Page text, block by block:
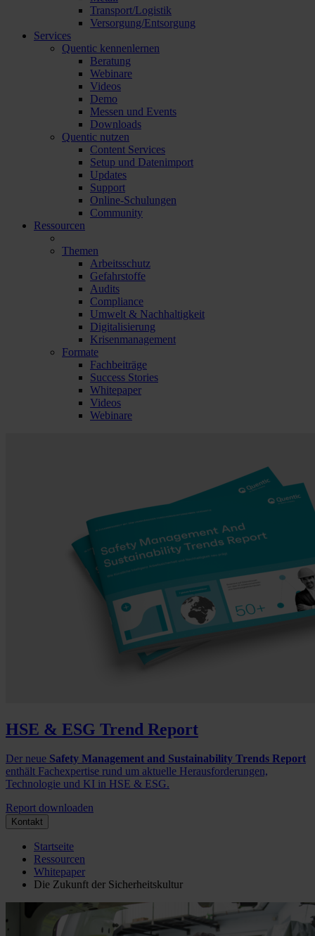
Transport/Logistik
Versorgung/Entsorgung
Services
Quentic kennenlernen
Beratung
Webinare
Videos
Demo
Messen und Events
Downloads
Quentic nutzen
Content Services
Setup und Datenimport
Updates
Support
Online-Schulungen
Community
Ressourcen
Themen
Arbeitsschutz
Gefahrstoffe
Audits
Compliance
Umwelt & Nachhaltigkeit
Digitalisierung
Krisenmanagement
Formate
Fachbeiträge
Success Stories
Whitepaper
Videos
Webinare
HSE & ESG Trend Report
Der neue Safety Management and Sustainability Trends Report
enthält Fachexpertise rund um aktuelle Herausforderungen,
Technologie und KI in HSE & ESG.
Report downloaden
Kontakt
Startseite
Ressourcen
Whitepaper
Die Zukunft der Sicherheitskultur